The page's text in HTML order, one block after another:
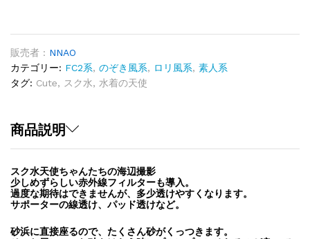
Vol.40「Cute
ス
ク
水
線
撮
影」
quantity
販売者 : NNAO
カテゴリー: FC2系, のぞき風系, ロリ風系, 素人系
タグ: Cute, スク水, 水着の天使
商品説明
スク水天使ちゃんたちの海辺撮影
少しめずらしい赤外線フィルターも導入。
過度な期待はできませんが、多少透けやすくなります。
サポーターの線透け、パッド透けなど。
砂浜に直接座るので、たくさん砂がくっつきます。